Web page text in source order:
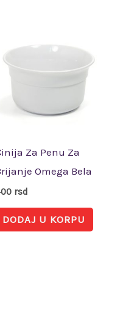
Za Penu Za
Omega Bela
rsd
DODAJ U KORPU